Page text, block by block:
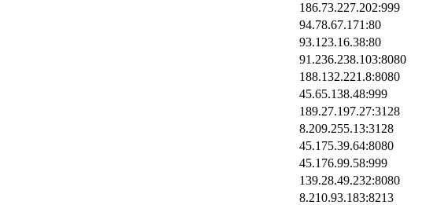
186.73.227.202:999
94.78.67.171:80
93.123.16.38:80
91.236.238.103:8080
188.132.221.8:8080
45.65.138.48:999
189.27.197.27:3128
8.209.255.13:3128
45.175.39.64:8080
45.176.99.58:999
139.28.49.232:8080
8.210.93.183:8213